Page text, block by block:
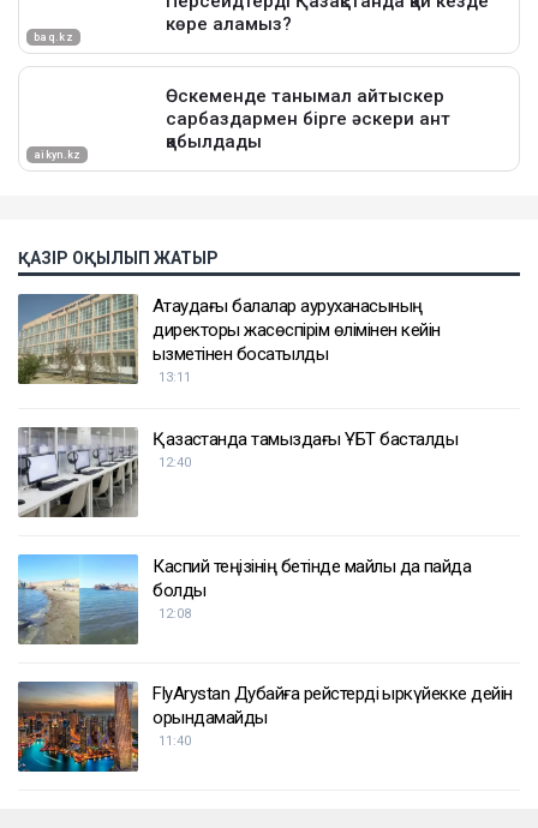
ҚАЗІР ОҚЫЛЫП ЖАТЫР
Ақтаудағы балалар ауруханасының
директоры жасөспірім өлімінен кейін
қызметінен босатылды
13:11
Қазақстанда тамыздағы ҰБТ басталды
12:40
Каспий теңізінің бетінде майлы дақ пайда
болды
12:08
FlyArystan Дубайға рейстерді қыркүйекке дейін
орындамайды
11:40